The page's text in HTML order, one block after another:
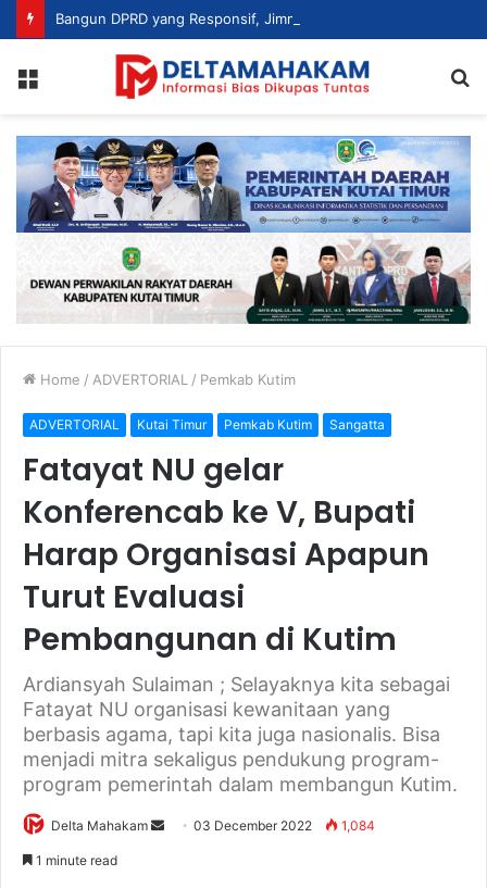
Home / ADVERTORIAL / Pemkab Kutim
ADVERTORIAL Kutai Timur Pemkab Kutim Sangatta
Fatayat NU gelar
Konferencab ke V, Bupati
Harap Organisasi Apapun
Turut Evaluasi
Pembangunan di Kutim
Ardiansyah Sulaiman ; Selayaknya kita sebagai
Fatayat NU organisasi kewanitaan yang
berbasis agama, tapi kita juga nasionalis. Bisa
menjadi mitra sekaligus pendukung program-
program pemerintah dalam membangun Kutim.
Delta Mahakam 03 December 2022 1,084
1 minute read